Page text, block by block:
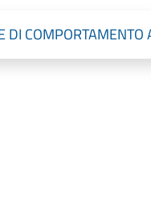
DI COMPORTAMENTO